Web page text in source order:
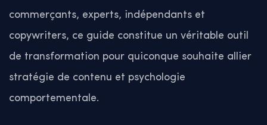
commerçants, experts, indépendants et
copywriters, ce guide constitue un véritable outil
de transformation pour quiconque souhaite allier
stratégie de contenu et psychologie
comportementale.